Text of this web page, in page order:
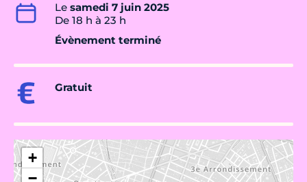
Le samedi 7 juin 2025
De 18 h à 23 h
Évènement terminé
Gratuit
+
−